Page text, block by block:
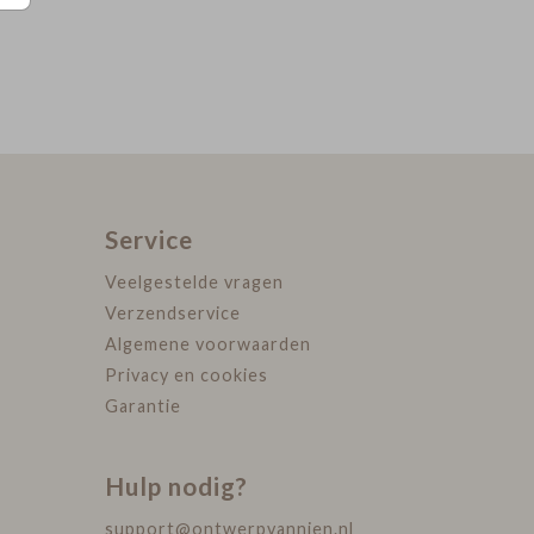
Service
Veelgestelde vragen
Verzendservice
Algemene voorwaarden
Privacy en cookies
Garantie
Hulp nodig?
support@ontwerpvannien.nl